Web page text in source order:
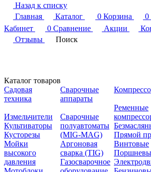
Назад к списку
Главная
Каталог 0 Корзина 0
Кабинет
0 Сравнение Акции
Отзывы
Поиск
Каталог товаров
Садовая
техника
Измельчители
Культиваторы
Кусторезы
Мойки
высокого
давления
Сварочные
аппараты
Сварочные
полуавтоматы
(MIG-MAG)
Аргоновая
сварка (TIG)
Газосварочное
Ременные
Прямой
Винтовые